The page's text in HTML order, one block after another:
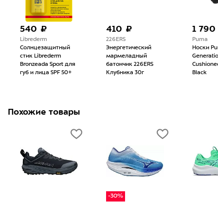
540 ₽
Librederm
Солнцезащитный
стик Librederm
Bronzeada Sport для
губ и лица SPF 50+
410 ₽
226ERS
Энергетический
мармеладный
батончик 226ERS
Клубника 30г
1
Puma
Носки
Black
Похожие товары
-30%